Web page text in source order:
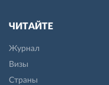
ЧИТАЙТЕ
Журнал
Визы
Страны